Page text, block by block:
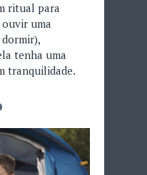
ritual para
uma
tenha uma
tranquilidade.